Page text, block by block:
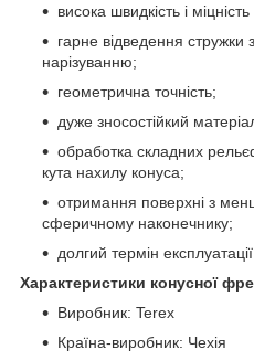
висока швидкість і
гарне відведення стружки
нарізуванню;
геометрична точність;
дуже зносостійкий
обработка складних
кута нахилу конуса;
отримання поверхні з
сферичному наконечнику;
долгий термін експлуатації.
Характеристики конусної
Виробник: Terex
Країна-виробник: Чехія